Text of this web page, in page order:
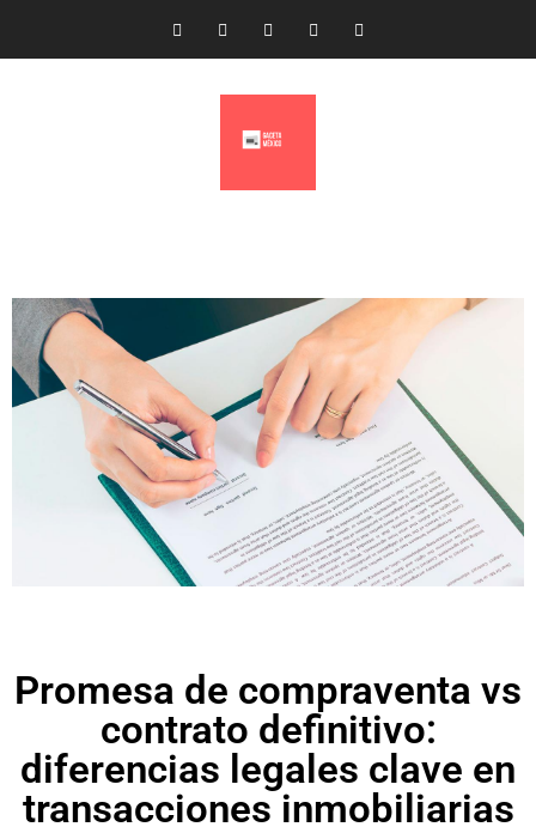
Promesa de compraventa vs
contrato definitivo:
diferencias legales clave en
transacciones inmobiliarias